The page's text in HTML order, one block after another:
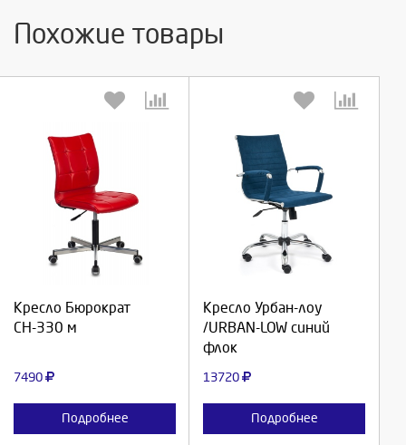
Похожие товары
Кресло Бюрократ
СН-330 м
7490
Подробнее
Выберите количество:
Продолжить
Кресло Урбан-лоу
/URBAN-LOW синий
флок
13720
Подробнее
Выберите количество:
Продолжить